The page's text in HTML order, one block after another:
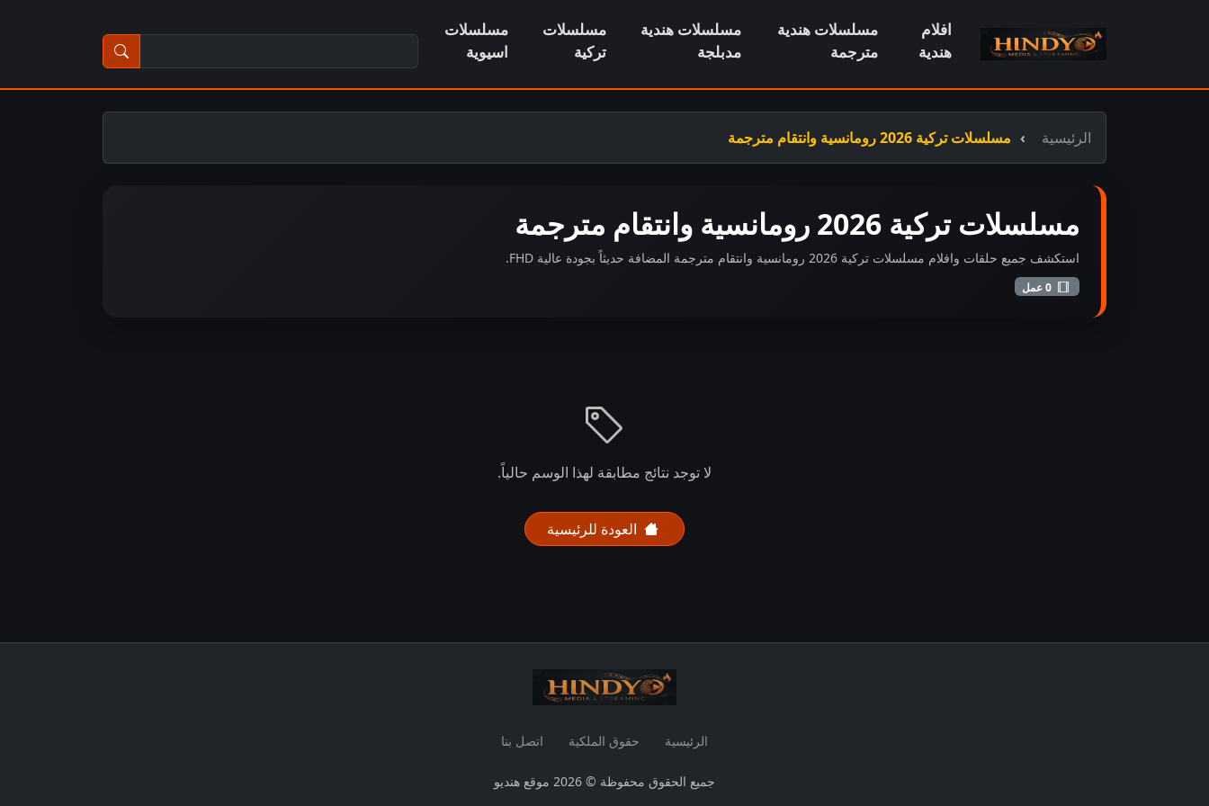
افلام
هندية
مسلسلات هندية
مترجمة
مسلسلات هندية
مدبلجة
مسلسلات
تركية
مسلسلات
اسيوية
الرئيسية مسلسلات تركية 2026 رومانسية وانتقام مترجمة
مسلسلات تركية 2026 رومانسية وانتقام مترجمة
استكشف جميع حلقات وافلام مسلسلات تركية 2026 رومانسية وانتقام مترجمة المضافة حديثاً بجودة عالية FHD.
لا توجد نتائج مطابقة لهذا الوسم حالياً.
العودة للرئيسية
الرئيسية حقوق الملكية اتصل بنا
جميع الحقوق محفوظة © 2026 موقع هنديو